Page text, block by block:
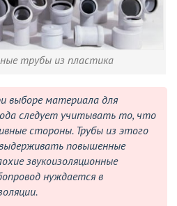
трубы из пластика
выборе материала для
следует учитывать то, что
стороны. Трубы из этого
повышенные
звукоизоляционные
нуждается в